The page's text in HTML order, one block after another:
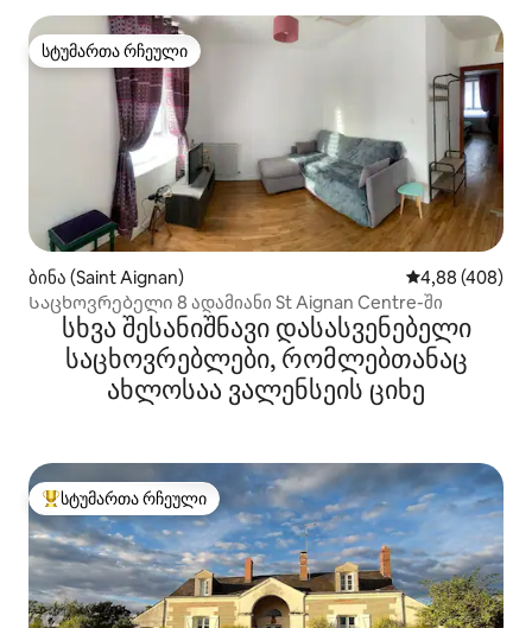
სტუმართა რჩეული
სტუმართა რჩეული
ბინა (Saint Aignan) საშუალო
4,88 (408)
Საცხოვრებელი 8 ადამიანი St Aignan Centre-ში
სხვა შესანიშნავი დასასვენებელი
საცხოვრებლები, რომლებთანაც
ახლოსაა ვალენსეის ციხე
სტუმართა რჩეული მოწინავე ვარიანტი
სტუმართა რჩეული